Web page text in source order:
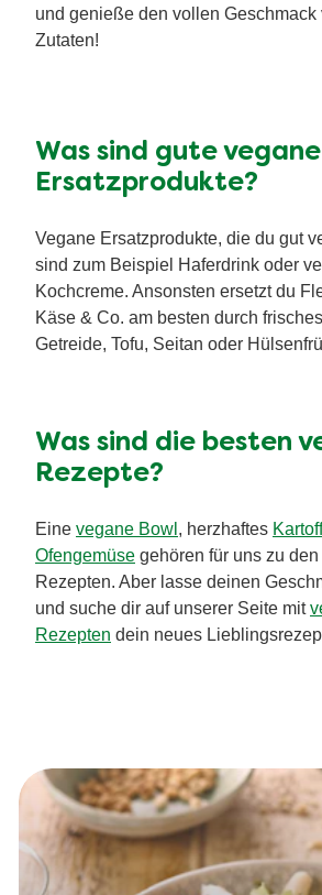
und genieße den vollen
Zutaten!
Was sind gute vegane
Ersatzprodukte?
Vegane Ersatzprodukte, die du gut
sind zum Beispiel Haferdrink oder
Kochcreme. Ansonsten ersetzt du
Käse & Co. am besten durch
Getreide, Tofu, Seitan oder
Was sind die besten
Rezepte?
Eine vegane Bowl , herzhaftes
Ofengemüse gehören für uns zu
Rezepten. Aber lasse deinen
und suche dir auf unserer Seite mit
Rezepten dein neues